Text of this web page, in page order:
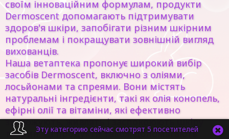
своїм інноваційним формулам, продукти
Dermoscent допомагають підтримувати
здоров'я шкіри, запобігати різним шкірним
проблемам і покращувати зовнішній вигляд
вихованців.
Наша ветаптека пропонує широкий вибір
засобів Dermoscent, включно з оліями,
лосьйонами та спреями. Вони містять
натуральні інгредієнти, такі як олія конопель,
ефірні олії та вітаміни, які ефективно
зволожують, живлять і заспокоюють шкіру
тварин. Ці продукти також допомагають
Эту категорию сейчас смотрят 5 посетителей